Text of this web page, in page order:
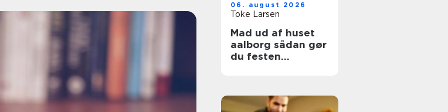
06. august 2026
Toke Larsen
Mad ud af huset
aalborg sådan gør
du festen